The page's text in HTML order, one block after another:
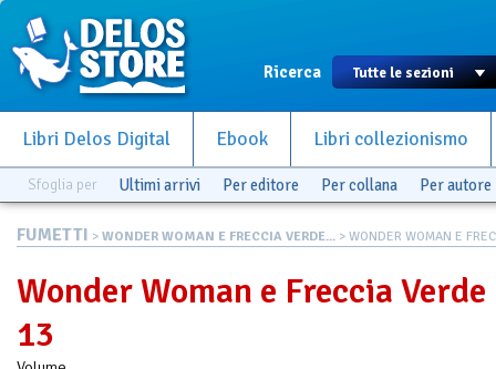
Ricerca
Libri Delos Digital Ebook Libri collezionismo
Sfoglia per Ultimi arrivi Per editore Per collana Per autore
FUMETTI > WONDER WOMAN E FRECCIA VERDE... > WONDER WOMAN E
Wonder Woman e Freccia Verde
13